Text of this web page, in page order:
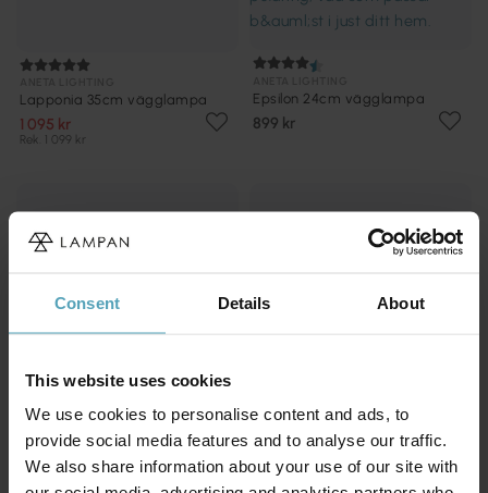
Consent Details About
This website uses cookies
We use cookies to personalise content and ads, to
provide social media features and to analyse our traffic.
We also share information about your use of our site with
Lapponia 35cm vägglampa
1 095 kr
Rek. 1 099 kr
Epsilon 24cm vägglampa
899 kr